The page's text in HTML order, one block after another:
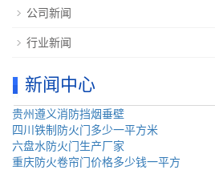
公司新闻
行业新闻
新闻中心
贵州遵义消防挡烟垂壁
四川铁制防火门多少一平方米
六盘水防火门生产厂家
重庆防火卷帘门价格多少钱一平方